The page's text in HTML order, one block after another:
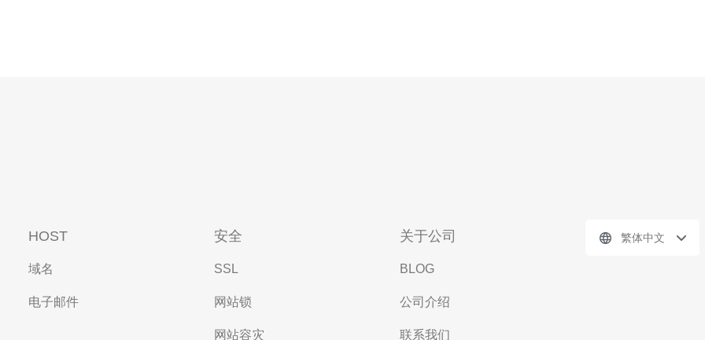
HOST
域名
电子邮件
安全
SSL
网站锁
网站容灾
关于公司
BLOG
公司介绍
联系我们
繁体中文